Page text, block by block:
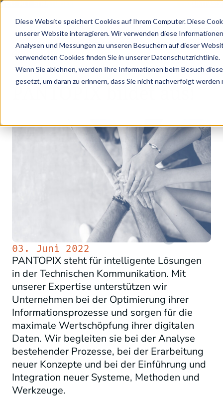
Diese Website speichert Cookies auf Ihrem Computer. Diese
unserer Website interagieren. Wir verwenden diese
Analysen und Messungen zu unseren Besuchern auf dieser
verwendeten Cookies finden Sie in unserer Datenschutzrichtlinie.
Wenn Sie ablehnen, werden Ihre Informationen beim Besuch
gesetzt, um daran zu erinnern, dass Sie nicht nachverfolgt werden
MIT STRUKTURIERTEN PRODUKTDATEN ZUM DIGITALEN
Aktuelles•
PANTOPIX bildet aus!
AKTUELLES
PANTOPIX bildet aus!
03. Juni 2022
PANTOPIX steht für intelligente Lösungen
in der Technischen Kommunikation. Mit
unserer Expertise unterstützen wir
Unternehmen bei der Optimierung ihrer
Informationsprozesse und sorgen für die
maximale Wertschöpfung ihrer digitalen
Daten. Wir begleiten sie bei der Analyse
bestehender Prozesse, bei der Erarbeitung
neuer Konzepte und bei der Einführung und
Integration neuer Systeme, Methoden und
Werkzeuge.